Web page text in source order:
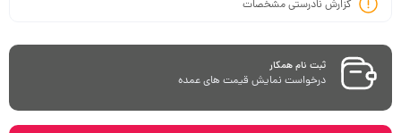
گزارش نادرستی مشخصات
ثبت نام همکار
درخواست نمایش قیمت های عمده